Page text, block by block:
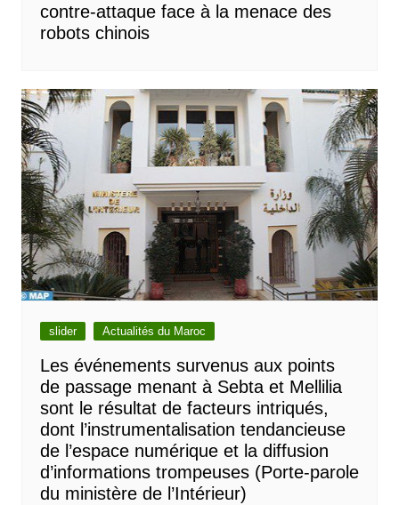
contre-attaque face à la menace des
robots chinois
slider Actualités du Maroc
Les événements survenus aux points
de passage menant à Sebta et Mellilia
sont le résultat de facteurs intriqués,
dont l’instrumentalisation tendancieuse
de l’espace numérique et la diffusion
d’informations trompeuses (Porte-parole
du ministère de l’Intérieur)